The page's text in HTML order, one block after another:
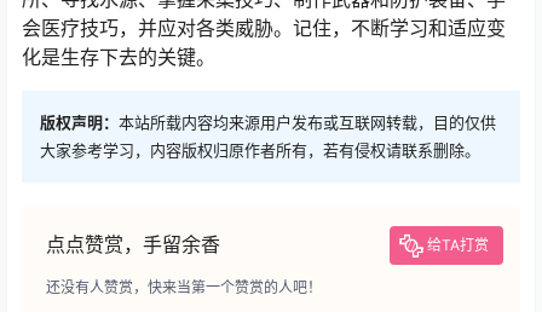
会医疗技巧，并应对各类威胁。记住，不断学习和适应变
化是生存下去的关键。
版权声明： 本站所载内容均来源用户发布或互联网转载，目的仅供
大家参考学习，内容版权归原作者所有，若有侵权请联系删除。
点点赞赏，手留余香 给TA打赏
还没有人赞赏，快来当第一个赞赏的人吧！